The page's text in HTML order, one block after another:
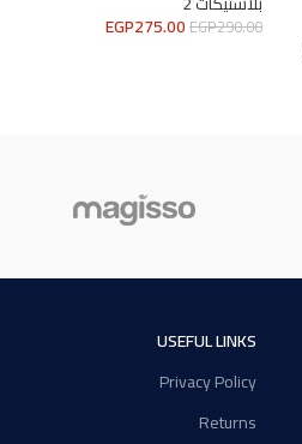
EGP290.00
EGP275.00
USEFUL LINKS
Privacy Policy
Returns